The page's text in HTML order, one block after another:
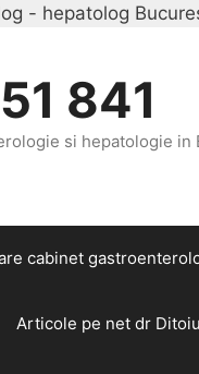
- hepatolog
841
si hepatologie in
cabinet
Articole pe net dr Ditoiu